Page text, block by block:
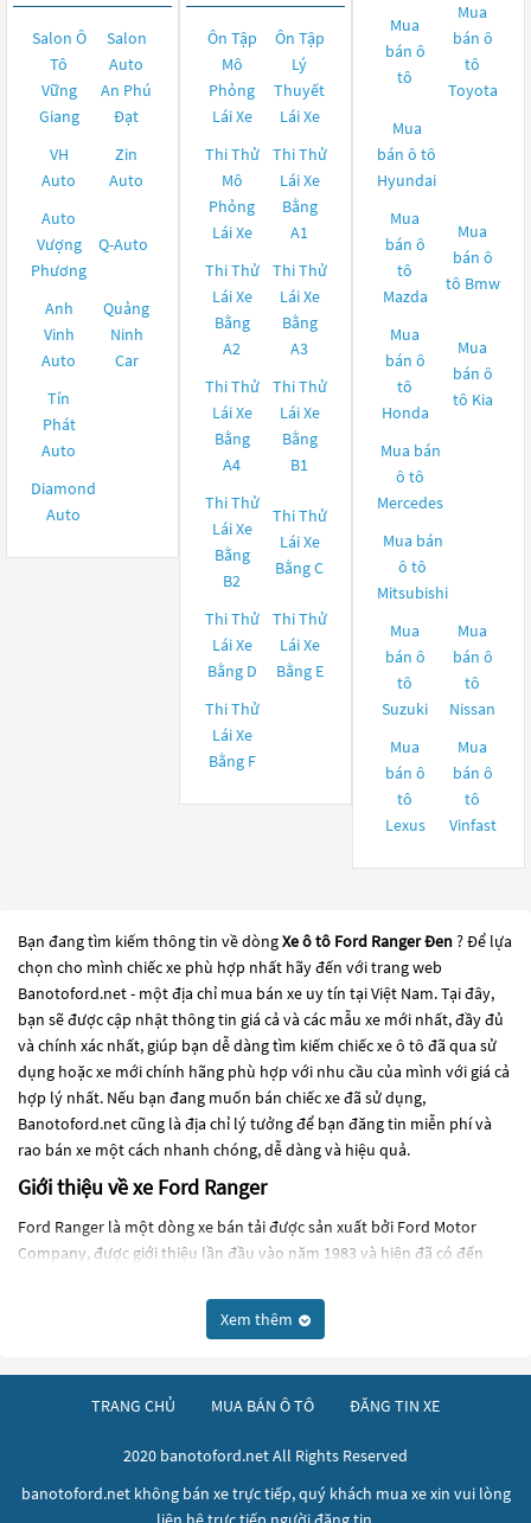
Salon Ô
Tô
Vững
Giang
Salon
Auto
An Phú
Đạt
VH
Auto
Zin
Auto
Auto
Vượng
Phương
Q-Auto
Anh
Vinh
Auto
Quảng
Ninh
Car
Tín
Phát
Auto
Diamond
Auto
Ôn Tập
Mô
Phỏng
Lái Xe
Ôn Tập
Lý
Thuyết
Lái Xe
Thi Thử
Mô
Phỏng
Lái Xe
Thi Thử
Lái Xe
Bằng
A1
Thi Thử
Lái Xe
Bằng
A2
Thi Thử
Lái Xe
Bằng
A3
Thi Thử
Lái Xe
Bằng
A4
Thi Thử
Lái Xe
Bằng
B1
Thi Thử
Lái Xe
Bằng
B2
Thi Thử
Lái Xe
Bằng C
Thi Thử
Lái Xe
Bằng D
Thi Thử
Lái Xe
Bằng E
Thi Thử
Lái Xe
Bằng F
Mua
bán ô
tô
Mua
bán ô
tô
Toyota
Mua
bán ô tô
Hyundai
Mua
bán ô
tô
Mazda
Mua
bán ô
tô Bmw
Mua
bán ô
tô
Honda
Mua
bán ô
tô Kia
Mua bán
ô tô
Mercedes
Mua bán
ô tô
Mitsubishi
Mua
bán ô
tô
Suzuki
Mua
bán ô
tô
Nissan
Mua
bán ô
tô
Lexus
Mua
bán ô
tô
Vinfast
Bạn đang tìm kiếm thông tin về dòngXe ô tô Ford Ranger Đen? Để lựa
chọn cho mình chiếc xe phù hợp nhất hãy đến với trang web
Banotoford.net - một địa chỉ mua bán xe uy tín tại Việt Nam. Tại đây,
bạn sẽ được cập nhật thông tin giá cả và các mẫu xe mới nhất, đầy đủ
và chính xác nhất, giúp bạn dễ dàng tìm kiếm chiếc xe ô tô đã qua sử
dụng hoặc xe mới chính hãng phù hợp với nhu cầu của mình với giá cả
hợp lý nhất. Nếu bạn đang muốn bán chiếc xe đã sử dụng,
Banotoford.net cũng là địa chỉ lý tưởng để bạn đăng tin miễn phí và
rao bán xe một cách nhanh chóng, dễ dàng và hiệu quả.
Giới thiệu về xe Ford Ranger
Ford Ranger là một dòng xe bán tải được sản xuất bởi Ford Motor
Company, được giới thiệu lần đầu vào năm 1983 và hiện đã có đến
vận chuyển hàng hóa và sử dụng đường xá khó khăn.
Về thiết kế, Ford Ranger có kích thước nhỏ gọn hơn các dòng xe bán
được 4-5 hành khách và mang đến khả năng vận chuyển hàng hóa
phó với địa hình khó khăn.
Ford Ranger được trang bị động cơ EcoBoost 2.3L 4 xi-lanh cho công
suất tối đa 270 mã lực và mô-men xoắn cực đại 420 Nm. Hộp số được
Xem thêm
TRANG CHỦ MUA BÁN Ô TÔ ĐĂNG TIN XE
2020 banotoford.net All Rights Reserved
banotoford.net không bán xe trực tiếp, quý khách mua xe xin vui lòng